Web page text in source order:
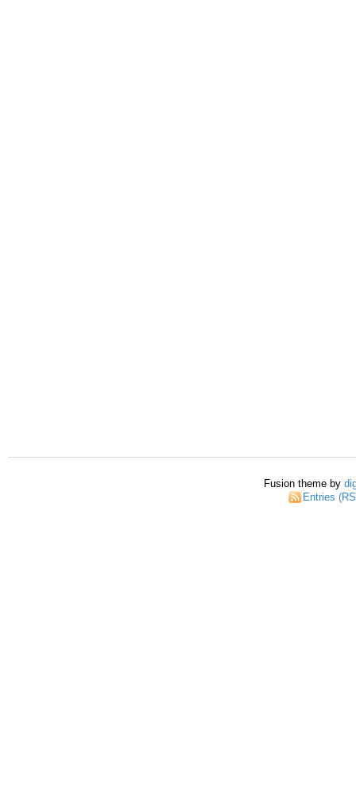
Fusion theme by
Entries